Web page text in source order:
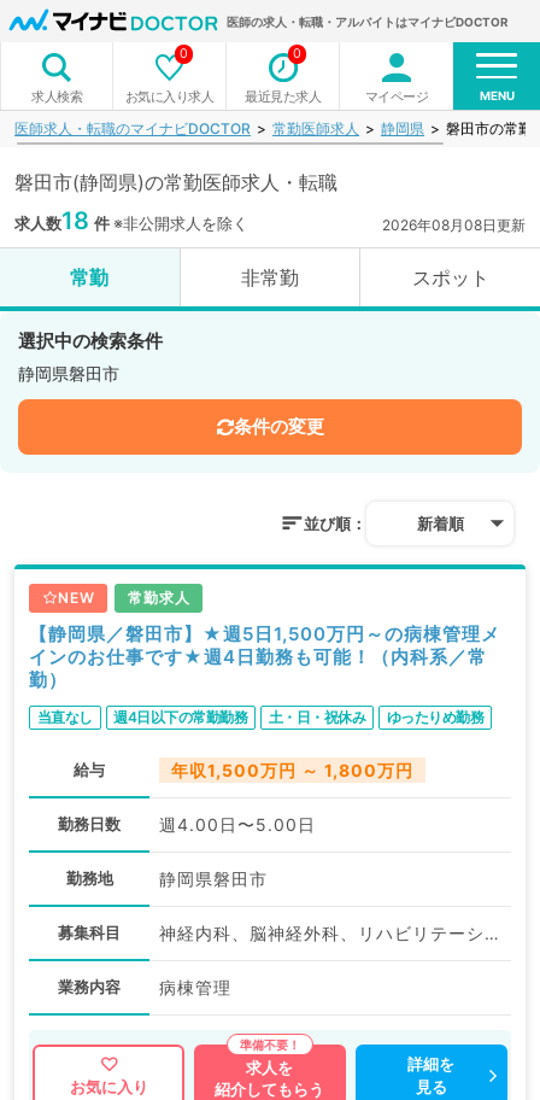
医師の求人・転職・アルバイトはマイナビDOCTOR
求人検索 お気に入り求人
0
最近見た求人
0
マイページ MENU
医師求人・転職のマイナビDOCTOR 常勤医師求人 静岡県 磐田市の常勤
磐田市(静岡県)の常勤医師求人・転職
求人数18 件※非公開求人を除く 2026年08月08日更新
常勤 非常勤 スポット
選択中の検索条件
静岡県磐田市
条件の変更
並び順： 新着順
NEW 常勤求人
【静岡県／磐田市】★週5日1,500万円～の病棟管理メ
インのお仕事です★週4日勤務も可能！（内科系／常
勤）
当直なし 週4日以下の常勤勤務 土・日・祝休み ゆったりめ勤務
給与 年収1,500万円 ～ 1,800万円
勤務日数 週4.00日〜5.00日
勤務地 静岡県磐田市
募集科目 神経内科、脳神経外科、リハビリテーション科、一般内科、呼吸器内科
業務内容 病棟管理
お気に入り
求人を
紹介してもらう
詳細を
見る